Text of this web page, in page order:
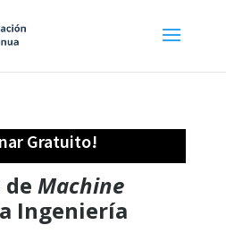
Gratuito!
Machine
Ingeniería